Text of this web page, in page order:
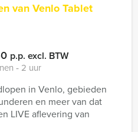
van Venlo Tablet
p.p. excl. BTW
‐ 2 uur
in Venlo, gebieden
en meer van dat
LIVE aflevering van